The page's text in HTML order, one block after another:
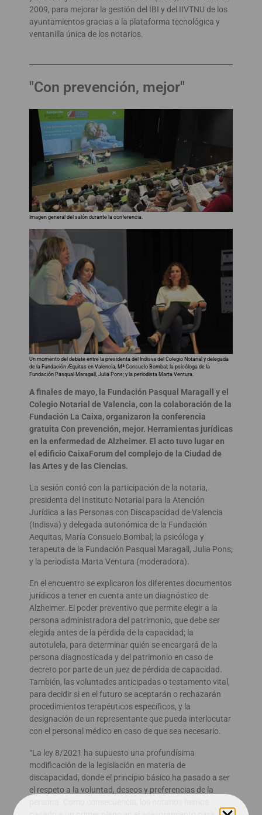
2009, para mejorar la gestión del IBI y del IIVTNU de los
ayuntamientos gracias a la plataforma tecnológica y
ventanilla única de los notarios.
"Con prevención, mejor"
Imagen general del salón durante la conferencia.
Un momento del debate entre la presidenta del Indisva del Colegio Notarial y delegada
de la Fundación Æquitas en Valencia, Mª Consuelo Bombal; la psicóloga de la
Fundación Pasqual Maragall, Julia Pons; y la periodista Marta Ventura.
A finales de mayo, la Fundación Pasqual Maragall y el
Colegio Notarial de Valencia, con la colaboración de la
Fundación La Caixa, organizaron la conferencia
gratuita Con prevención, mejor. Herramientas jurídicas
en la enfermedad de Alzheimer. El acto tuvo lugar en
el edificio CaixaForum del complejo de la Ciudad de
las Artes y de las Ciencias.
La sesión contó con la participación de la notaria,
presidenta del Instituto Notarial para la Atención
Jurídica a las Personas con Discapacidad de Valencia
(Indisva) y delegada autonómica de la Fundación
Aequitas, María Consuelo Bombal; la psicóloga y
terapeuta de la Fundación Pasqual Maragall, Julia Pons;
y la periodista Marta Ventura (moderadora).
En el encuentro se explicaron los diferentes documentos
jurídicos a tener en cuenta ante un diagnóstico de
Alzheimer. El poder preventivo que permite elegir a la
persona administradora del patrimonio, que debe ser
elegida antes de la pérdida de la capacidad; la
autotulela, para determinar quién se encargará de la
persona diagnosticada y del patrimonio en caso de
decreto por parte de un juez de pérdida de capacidad.
También, las voluntades anticipadas o testamento vital,
para decidir si en el futuro se aceptarán o rechazarán
procedimientos terapéuticos específicos, y la
designación de un representante que pueda interlocutar
con el personal médico en caso de que sea necesario.
“La ley 8/2021 ha supuesto una profundísima
modificación de la legislación en materia de
discapacidad, donde el principio básico ha pasado a ser
el respeto a la voluntad, deseos y preferencias de la